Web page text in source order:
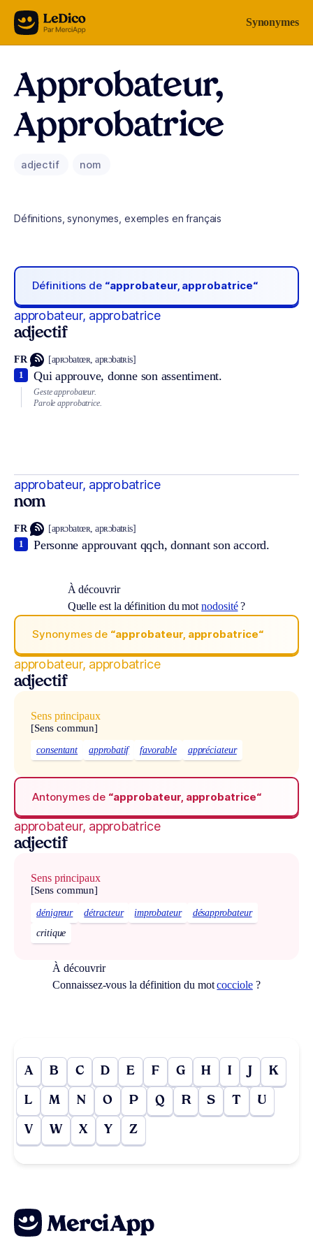
Aller au contenu Synonymes
Approbateur,
Approbatrice
adjectif nom
Définitions, synonymes, exemples en français
Définitions de “approbateur, approbatrice“
approbateur, approbatrice
adjectif
FR [apʀɔbatœʀ, apʀɔbatʀis]
Qui approuve, donne son assentiment.
1
Geste approbateur.
Parole approbatrice.
approbateur, approbatrice
nom
FR [apʀɔbatœʀ, apʀɔbatʀis]
Personne approuvant qqch, donnant son accord.
1
À découvrir
Quelle est la définition du motnodosité?
Synonymes de “approbateur, approbatrice“
approbateur, approbatrice
adjectif
Sens principaux
[Sens commun]
consentant approbatif favorable appréciateur
Antonymes de “approbateur, approbatrice“
approbateur, approbatrice
adjectif
Sens principaux
[Sens commun]
dénigreur détracteur improbateur
désapprobateur
critique
À découvrir
Connaissez-vous la définition du motcocciole?
A B C D E F G H I J K
L M N O P Q R S T U
V W X Y Z